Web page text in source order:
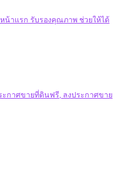
น้าแรก รับรองคุณภาพ ช่วยให้ได้
ะกาศขายที่ดินฟรี, ลงประกาศขาย